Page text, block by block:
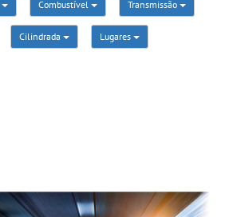
Combustível Transmissão
Cilindrada Lugares